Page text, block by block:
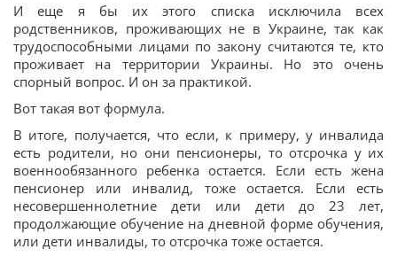
И еще я бы их этого списка исключила всех
родственников, проживающих не в Украине, так как
трудоспособными лицами по закону считаются те, кто
проживает на территории Украины. Но это очень
спорный вопрос. И он за практикой.
Вот такая вот формула.
В итоге, получается, что если, к примеру, у инвалида
есть родители, но они пенсионеры, то отсрочка у их
военнообязанного ребенка остается. Если есть жена
пенсионер или инвалид, тоже остается. Если есть
несовершеннолетние дети или дети до 23 лет,
продолжающие обучение на дневной форме обучения,
или дети инвалиды, то отсрочка тоже остается.